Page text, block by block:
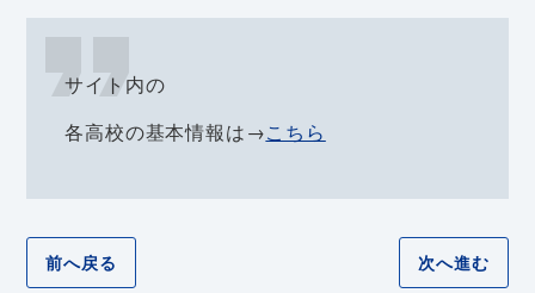
サイト内の
各高校の基本情報は→こちら
前へ戻る 次へ進む